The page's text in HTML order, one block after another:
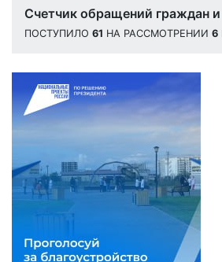
Счетчик обращений граждан и
ПОСТУПИЛО 61 НА РАССМОТРЕНИИ 6